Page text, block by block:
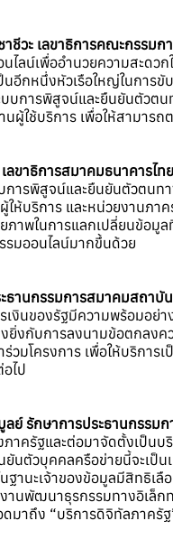
าชีวะ เลขาธิการคณะกรรม
ไลน์เพื่ออำนวยความสะด
นอีกหนึ่งหัวเรือใหญ่ในการ
บการพิสูจน์และยืนยันตัวต
ผู้ใช้บริการ เพื่อให้สามารถ
เลขาธิการสมาคมธนาคารไทย
ารพิสูจน์และยืนยันตัวตนท
ห้บริการ และหน่วยงานภา
ภาพในการแลกเปลี่ยนข้อมู
รมออนไลน์มากขึ้นด้วย
ธานกรรมการสมาคมสถาบั
เงินของรัฐมีความพร้อมอย่
งยิ่งกับการลงนามข้อตกล
าร่วมโครงการ เพื่อให้บริ
ไป
ลย์ รักษาการประธานกรรม
าครัฐและต่อมาจัดตั้งเป็นบ
นตัวบุคคลครือข่ายนี้จะเป็น
นฐานะเจ้าของข้อมูลมีสิทธิ
านพัฒนาธุรกรรมทางอิเล็ก
มาถึง “บริการดิจิทัลภาครั